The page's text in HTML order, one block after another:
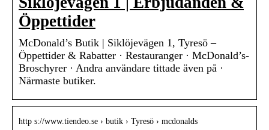
Öppettider
McDonald’s Butik | Siklöjevägen 1, Tyresö –
Öppettider & Rabatter · Restauranger · McDonald’s-
Broschyrer · Andra användare tittade även på ·
Närmaste butiker.
http s://www.tiendeo.se › butik › Tyresö › mcdonalds